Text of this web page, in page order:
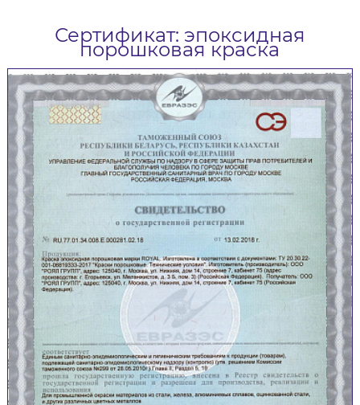
Сертификат: эпоксидная
порошковая краска